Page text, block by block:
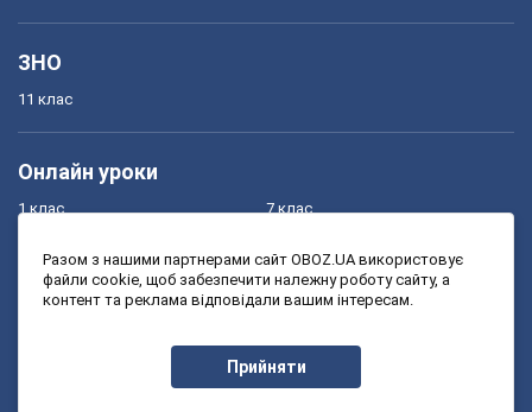
ЗНО
11 клас
Онлайн уроки
1 клас
3 клас
7 клас
9 клас
Разом з нашими партнерами сайт OBOZ.UA використовує
файли cookie, щоб забезпечити належну роботу сайту, а
контент та реклама відповідали вашим інтересам.
Прийняти